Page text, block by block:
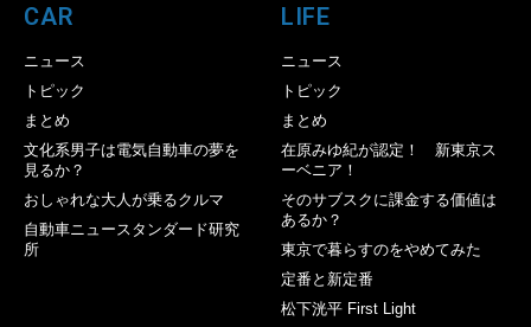
CAR
ニュース
トピック
まとめ
文化系男子は電気自動車の夢を
見るか？
おしゃれな大人が乗るクルマ
自動車ニュースタンダード研究
所
LIFE
ニュース
トピック
まとめ
在原みゆ紀が認定！ 新東京ス
ーベニア！
そのサブスクに課金する価値は
あるか？
東京で暮らすのをやめてみた
定番と新定番
松下洸平 First Light